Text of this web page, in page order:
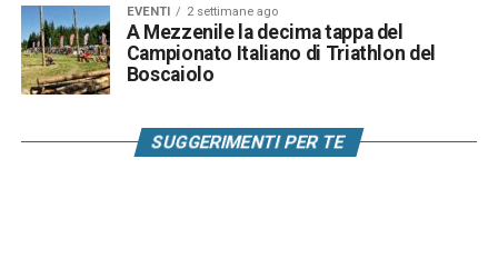
EVENTI 2 settimane ago
A Mezzenile la decima tappa del
Campionato Italiano di Triathlon del
Boscaiolo
SUGGERIMENTI PER TE